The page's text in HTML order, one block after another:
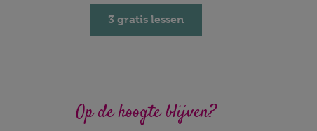
3 gratis lessen
Op de hoogte blijven?